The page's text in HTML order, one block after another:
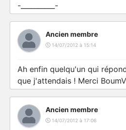
-__________-
Ancien membre
14/07/2012 à 15:14
Ah enfin quelqu'un qui
que j'attendais ! Merci
Ancien membre
14/07/2012 à 17:06